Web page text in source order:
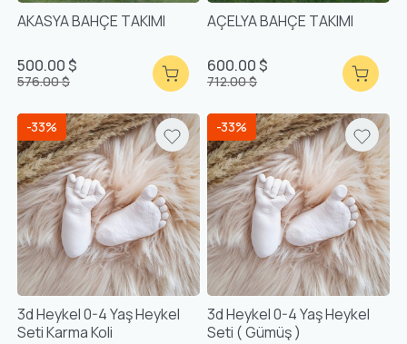
AKASYA BAHÇE TAKIMI
500.00 $
576.00 $
AÇELYA BAHÇE TAKIMI
600.00 $
712.00 $
-33%
3d Heykel 0-4 Yaş Heykel
Seti Karma Koli
-33%
3d Heykel 0-4 Yaş Heykel
Seti ( Gümüş )